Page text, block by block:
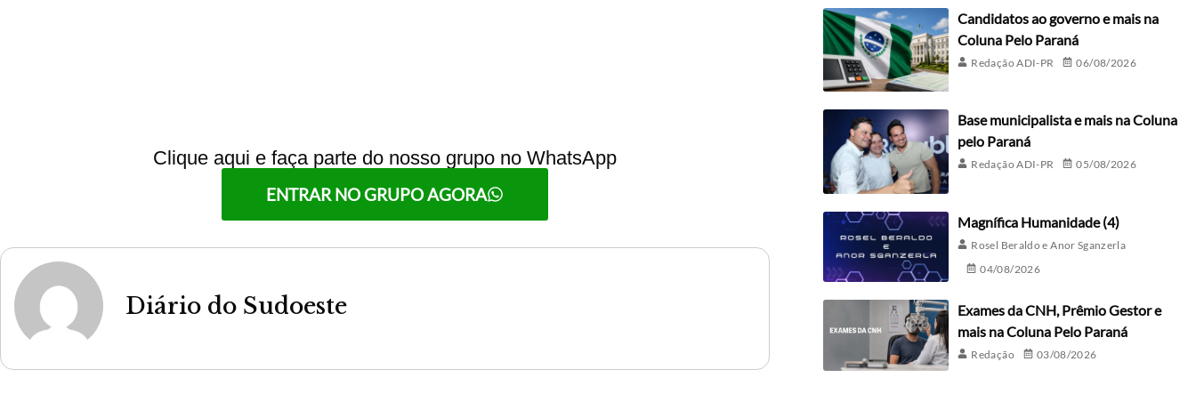
Clique aqui e faça parte do nosso grupo no WhatsApp
ENTRAR NO GRUPO AGORA
Diário do Sudoeste
Candidatos ao governo e mais na
Coluna Pelo Paraná
Redação ADI-PR 06/08/2026
Base municipalista e mais na Coluna
pelo Paraná
Redação ADI-PR 05/08/2026
Magnífica Humanidade (4)
Rosel Beraldo e Anor Sganzerla
04/08/2026
Exames da CNH, Prêmio Gestor e
mais na Coluna Pelo Paraná
Redação 03/08/2026